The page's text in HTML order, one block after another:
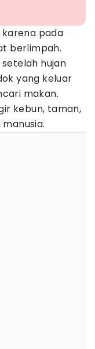
karena pada
berlimpah.
hujan
yang keluar
makan.
kebun, taman,